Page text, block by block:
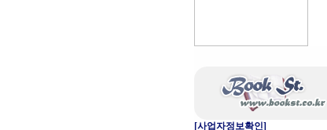
[사업자정보확인]